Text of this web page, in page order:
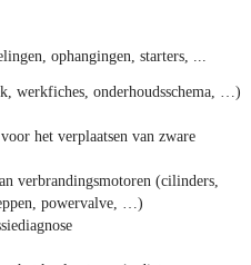
ophangingen, starters, ...
werkfiches, onderhoudsschema, …)
het verplaatsen van zware
verbrandingsmotoren (cilinders,
powervalve, …)